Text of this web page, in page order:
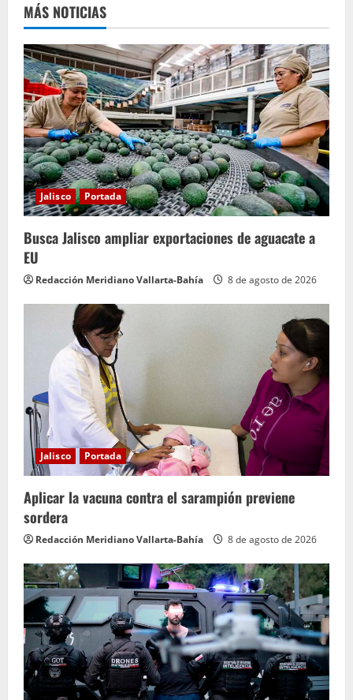
l
e
y
e
n
d
o
MÁS NOTICIAS
Jalisco Portada
Busca Jalisco ampliar exportaciones de aguacate a
EU
Redacción Meridiano Vallarta-Bahía 8 de agosto de 2026
Jalisco Portada
Aplicar la vacuna contra el sarampión previene
sordera
Redacción Meridiano Vallarta-Bahía 8 de agosto de 2026